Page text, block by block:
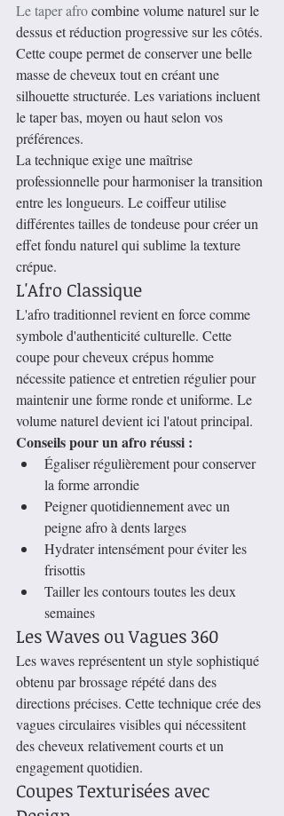
Le taper afro combine volume naturel sur le
dessus et réduction progressive sur les côtés.
Cette coupe permet de conserver une belle
masse de cheveux tout en créant une
silhouette structurée. Les variations incluent
le taper bas, moyen ou haut selon vos
préférences.
La technique exige une maîtrise
professionnelle pour harmoniser la transition
entre les longueurs. Le coiffeur utilise
différentes tailles de tondeuse pour créer un
effet fondu naturel qui sublime la texture
crépue.
L'Afro Classique
L'afro traditionnel revient en force comme
symbole d'authenticité culturelle. Cette
coupe pour cheveux crépus homme
nécessite patience et entretien régulier pour
maintenir une forme ronde et uniforme. Le
volume naturel devient ici l'atout principal.
Conseils pour un afro réussi :
Égaliser régulièrement pour conserver
la forme arrondie
Peigner quotidiennement avec un
peigne afro à dents larges
Hydrater intensément pour éviter les
frisottis
Tailler les contours toutes les deux
semaines
Les Waves ou Vagues 360
Les waves représentent un style sophistiqué
obtenu par brossage répété dans des
directions précises. Cette technique crée des
vagues circulaires visibles qui nécessitent
des cheveux relativement courts et un
engagement quotidien.
Coupes Texturisées avec